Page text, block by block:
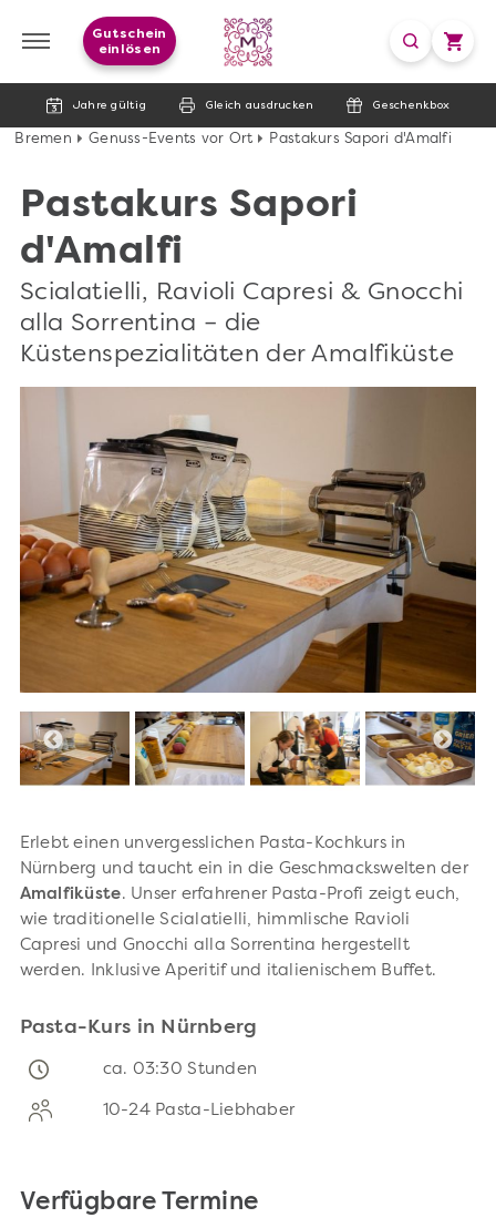
Jahre gültig Gleich ausdrucken Geschenkbox
Gutschein
einlösen
Bremen Genuss-Events vor Ort Pastakurs Sapori d'Amalfi
Pastakurs Sapori
d'Amalfi
Scialatielli, Ravioli Capresi & Gnocchi
alla Sorrentina – die
Küstenspezialitäten der Amalfiküste
Erlebt einen unvergesslichen Pasta-Kochkurs in
Nürnberg und taucht ein in die Geschmackswelten der
Amalfiküste. Unser erfahrener Pasta-Profi zeigt euch,
wie traditionelle Scialatielli, himmlische Ravioli
Capresi und Gnocchi alla Sorrentina hergestellt
werden. Inklusive Aperitif und italienischem Buffet.
Pasta-Kurs in Nürnberg
ca. 03:30 Stunden
10-24 Pasta-Liebhaber
Verfügbare Termine